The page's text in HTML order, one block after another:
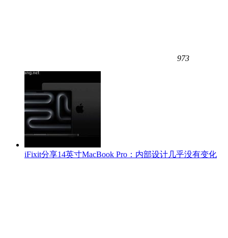
973
iFixit分享14英寸MacBook Pro：内部设计几乎没有变化